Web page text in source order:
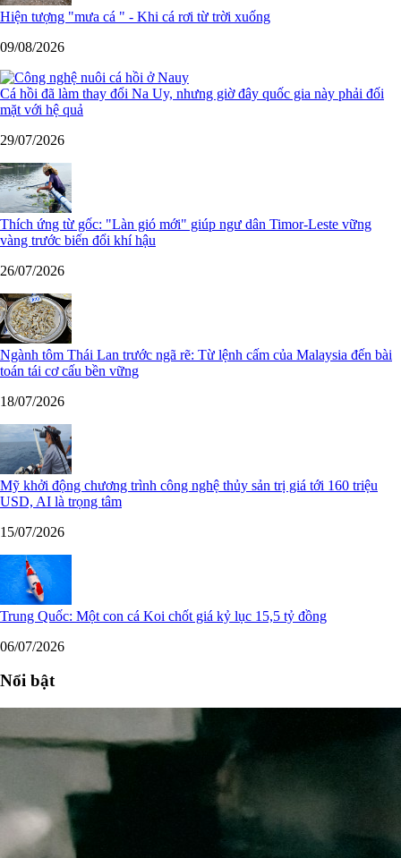
Hiện tượng "mưa cá " - Khi cá rơi từ trời xuống
09/08/2026
Cá hồi đã làm thay đổi Na Uy, nhưng giờ đây quốc gia này phải đối
mặt với hệ quả
29/07/2026
Thích ứng từ gốc: "Làn gió mới" giúp ngư dân Timor-Leste vững
vàng trước biến đổi khí hậu
26/07/2026
Ngành tôm Thái Lan trước ngã rẽ: Từ lệnh cấm của Malaysia đến bài
toán tái cơ cấu bền vững
18/07/2026
Mỹ khởi động chương trình công nghệ thủy sản trị giá tới 160 triệu
USD, AI là trọng tâm
15/07/2026
Trung Quốc: Một con cá Koi chốt giá kỷ lục 15,5 tỷ đồng
06/07/2026
Nổi bật